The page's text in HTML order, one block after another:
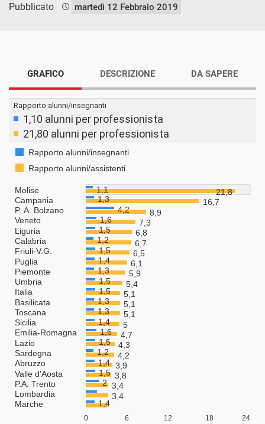
Pubblicato martedì 12 Febbraio 2019
GRAFICO DESCRIZIONE DA SAPERE